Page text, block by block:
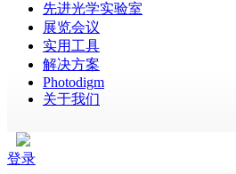
先进光学实验室
展览会议
实用工具
解决方案
Photodigm
关于我们
登录